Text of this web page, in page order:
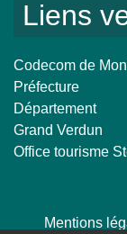
Liens
Codecom de
Préfecture
Département
Grand Verdun
Office tourisme
Mentions